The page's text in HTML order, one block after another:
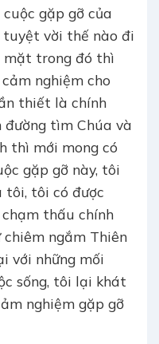
gặp gỡ của
tuyệt vời thế nào đi
mặt trong đó thì
nghiệm cho
thiết là chính
tìm Chúa và
thì mới mong có
gặp gỡ này, tôi
tôi, tôi có được
thấu chính
ngắm Thiên
với những mối
sống, tôi lại khát
nghiệm gặp gỡ